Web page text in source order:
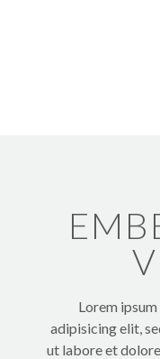
Lorem
adipisicing elit,
ut labore et